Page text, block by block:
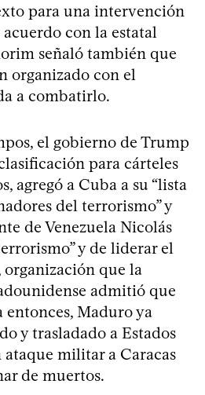
para una intervención
acuerdo con la estatal
señaló también que
organizado con el
a combatirlo.
el gobierno de Trump
para cárteles
agregó a Cuba a su “lista
del terrorismo” y
de Venezuela Nicolás
y de liderar el
organización que la
admitió que
entonces, Maduro ya
y trasladado a Estados
militar a Caracas
de muertos.